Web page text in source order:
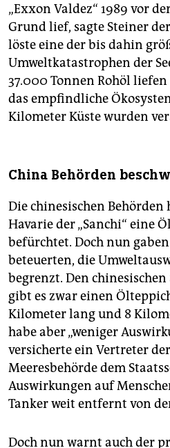
„Exxon Valdez“ 1989 vor
Grund lief, sagte Steiner
löste eine der bis dahin
Umweltkatastrophen der
37.000 Tonnen Rohöl
das empfindliche
Kilometer Küste wurden
China Behörden
Die chinesischen Behörden
Havarie der „Sanchi“ eine
befürchtet. Doch nun
beteuerten, die
begrenzt. Den
gibt es zwar einen
Kilometer lang und 8
habe aber „weniger
versicherte ein Vertreter
Meeresbehörde dem
Auswirkungen auf
Tanker weit entfernt von
Doch nun warnt auch der